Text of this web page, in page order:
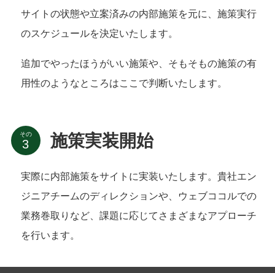
サイトの状態や立案済みの内部施策を元に、施策実行
のスケジュールを決定いたします。
追加でやったほうがいい施策や、そもそもの施策の有
用性のようなところはここで判断いたします。
その 施策実装開始
実際に内部施策をサイトに実装いたします。貴社エン
ジニアチームのディレクションや、ウェブココルでの
業務巻取りなど、課題に応じてさまざまなアプローチ
を行います。